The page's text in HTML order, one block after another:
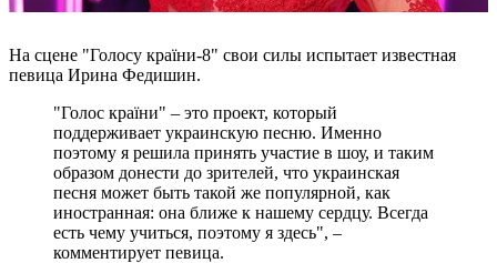
На сцене "Голосу країни-8" свои силы испытает известная
певица Ирина Федишин.
"Голос країни" – это проект, который
поддерживает украинскую песню. Именно
поэтому я решила принять участие в шоу, и таким
образом донести до зрителей, что украинская
песня может быть такой же популярной, как
иностранная: она ближе к нашему сердцу. Всегда
есть чему учиться, поэтому я здесь", –
комментирует певица.